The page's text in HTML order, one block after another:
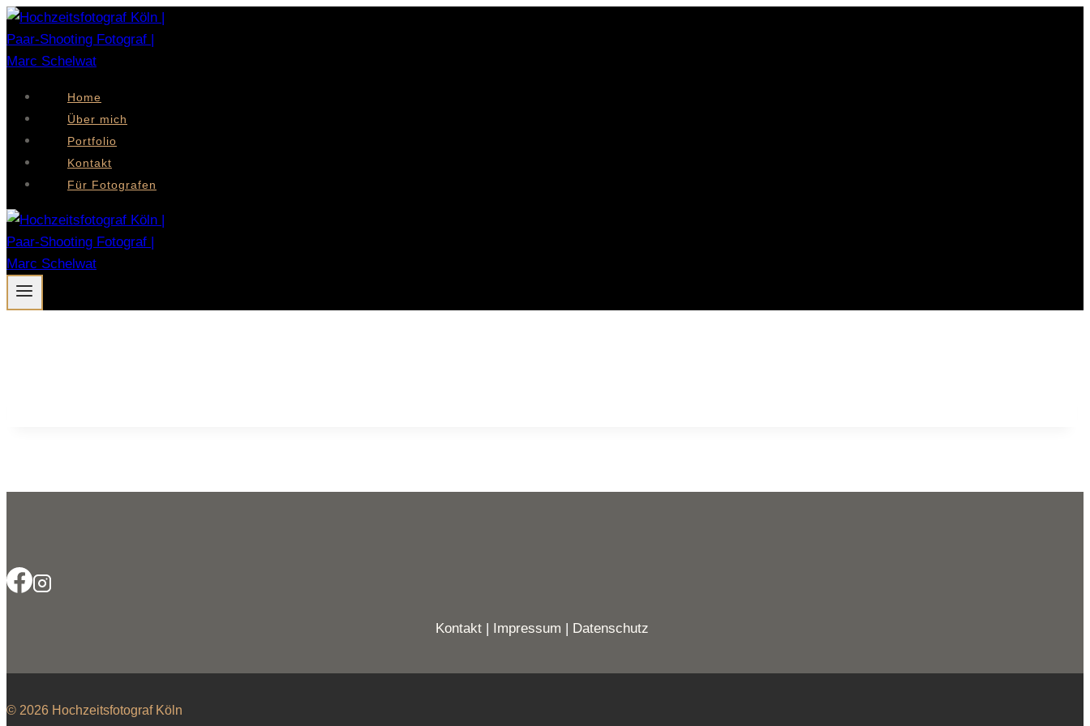
Zum
Inhalt
springen
Home
Über mich
Portfolio
Kontakt
Für Fotografen
Kontakt Impressum Datenschutz
© 2026 Hochzeitsfotograf Köln